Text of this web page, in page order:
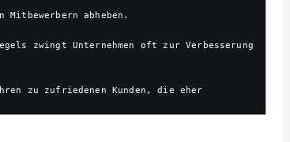
abheben.
zwingt Unternehmen oft zur Verbesserung
zu zufriedenen Kunden, die eher